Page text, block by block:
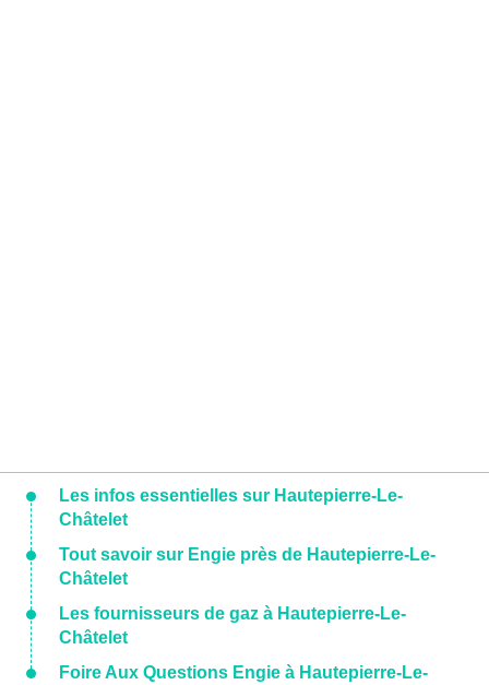
Les infos essentielles sur Hautepierre-Le-
Châtelet
Tout savoir sur Engie près de Hautepierre-Le-
Châtelet
Les fournisseurs de gaz à Hautepierre-Le-
Châtelet
Foire Aux Questions Engie à Hautepierre-Le-